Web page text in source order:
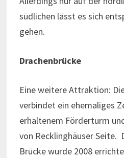
südlichen lässt es sich
gehen.
Drachenbrücke
Eine weitere Attraktion:
verbindet ein ehemaliges
erhaltenem Förderturm
von Recklinghäuser Seite.
Brücke wurde 2008